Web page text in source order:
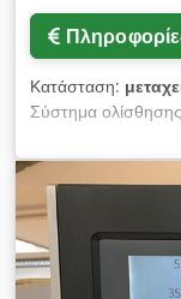
Κατάσταση:
Σύστημα
πλάτος κοπής
ρύθμιση ύψους και
κλίσης και ύψους
mm. Μέγιστο ύψος
προκοπτικό.
περιστρεφόμενος.
Προέκταση